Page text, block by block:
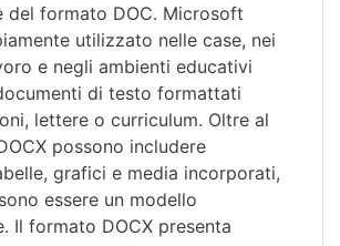
del formato DOC. Microsoft
utilizzato nelle case, nei
e negli ambienti educativi
di testo formattati
lettere o curriculum. Oltre al
possono includere
grafici e media incorporati,
essere un modello
Il formato DOCX presenta